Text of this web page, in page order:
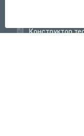
Конструктор